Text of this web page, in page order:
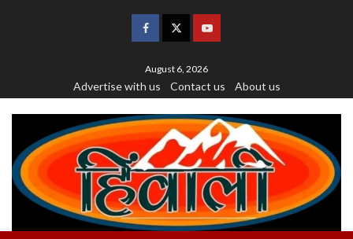
August 6, 2026
Advertise with us Contact us About us